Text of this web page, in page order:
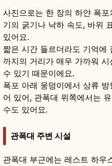
사진으로는 한 장의 하얀 폭
기의 굵기나 낙하 속도, 바위
있어요.
짧은 시간 들르더라도 기억에
까지의 거리가 매우 가까워
수 있기 때문이에요.
폭포 아래 웅덩이에서 상류
어 있어, 관폭대 위쪽에서는
수도 있어요.
관폭대 주변 시설
관폭대 부근에는 레스트 하우